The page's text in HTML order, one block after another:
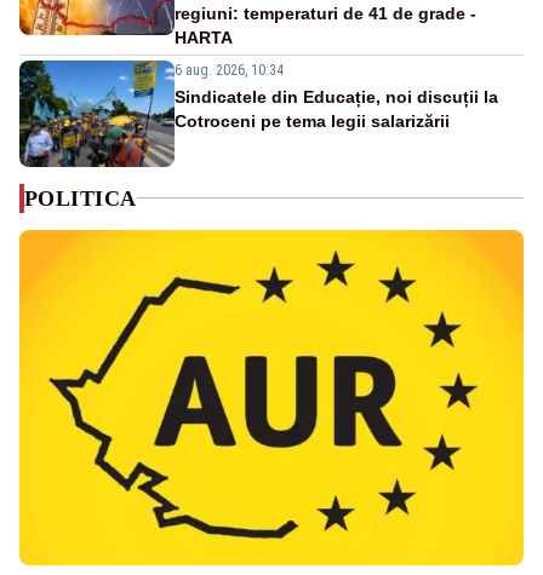
regiuni: temperaturi de 41 de grade -
HARTA
6 aug. 2026, 10:34
Sindicatele din Educație, noi discuții la
Cotroceni pe tema legii salarizării
POLITICA